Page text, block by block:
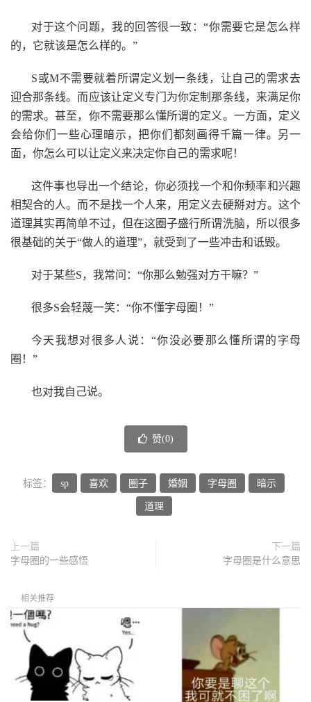
对于这个问题，我的回答很一致：“你需要它是怎么样
的，它就该是怎么样的。”
S或M不需要就着所谓定义划一条线，让自己的需求去
迎合那条线。而应该让定义专门为你定制那条线，来满足你
的需求。甚至，你不需要那么懂所谓的定义。一方面，定义
会给你们一些心理暗示，把你们都刻画得千篇一律。另一
面，你怎么可以让定义来决定你自己的需求呢！
这件事也导出一个结论，你必须找一个和你频率和兴趣
相契合的人。而不是找一个人来，用定义去硬掰对方。这个
道理其实再简单不过，但在这圈子盛行所谓洗脑，所以很多
很基础的关于“做人的道理”，就受到了一些冲击和诋毁。
对于某些S，我常问：“你那么勉强对方干嘛？”
很多S会轻蔑一笑：“你不懂字母圈！”
今天我想对很多人说：“你没必要那么懂所谓的字母
圈！”
也对我自己说。
赞(0)
标签： sp 喜欢 圈子 婚姻 字母圈 暗示
道理
上一篇
字母圈的一些感悟
下一篇
字母圈是什么意思
相关推荐